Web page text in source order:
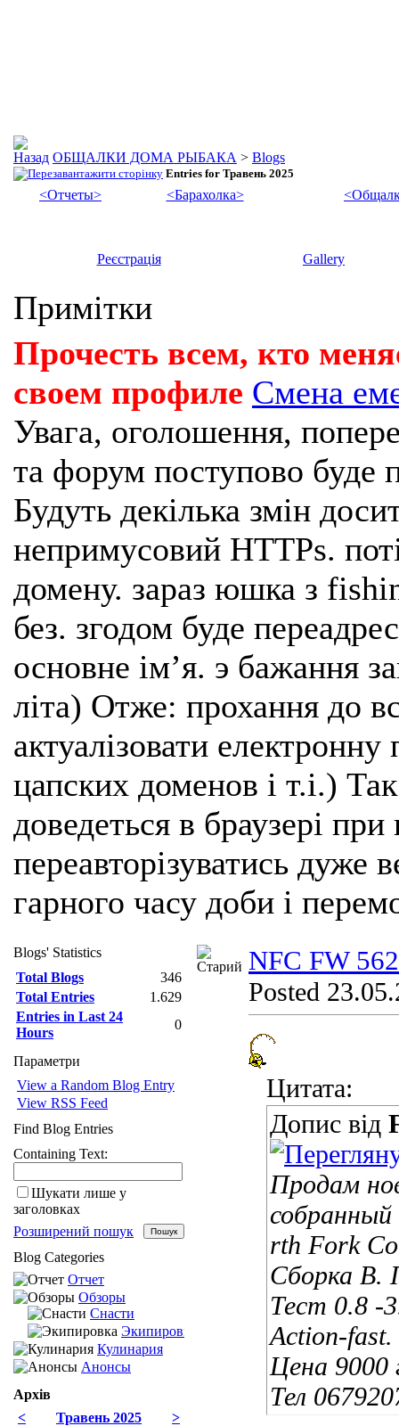
ОБЩАЛКИ ДОМА РЫБАКА > Blogs
Entries for Травень 2025
<Отчеты> <Барахолка>
Реєстрація Gallery
Примітки
Прочесть всем, кто
своем профиле Смена
Увага, оголошення,
та форум поступово буде
Будуть декілька змін
непримусовий HTTPs.
домену. зараз юшка з
без. згодом буде
основне імʼя. э бажання
літа) Отже: прохання до
актуалізовати
цапских доменов і т.і.)
доведеться в браузері
переавторізуватись
гарного часу доби і
NFC FW
Posted
Цитата:
Допис від
Продам
собранный
rth Fork
Сборка В.
Тест 0.8 -
Action-
Цена 9000
Тел
Blogs' Statistics
Total Blogs
346
Total Entries
1.629
Entries in Last 24
Hours
0
Параметри
View a Random Blog Entry
View RSS Feed
Find Blog Entries
Containing Text:
Шукати лише у
заголовках
Розширений пошук
Blog Categories
Отчет
Обзоры
Снасти
Экипировка
Кулинария
Анонсы
Архів
<
>
Травень 2025